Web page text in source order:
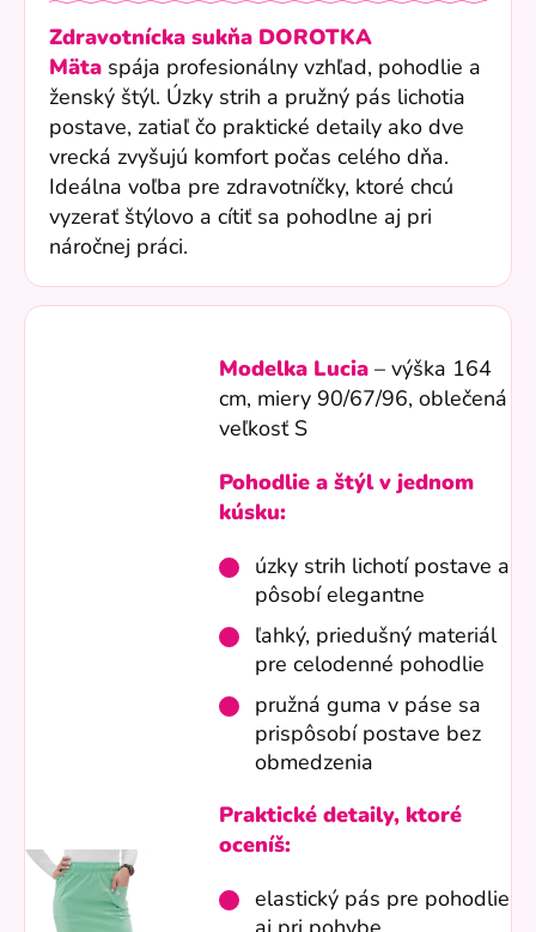
Zdravotnícka sukňa DOROTKA
Mäta spája profesionálny vzhľad, pohodlie a
ženský štýl. Úzky strih a pružný pás lichotia
postave, zatiaľ čo praktické detaily ako dve
vrecká zvyšujú komfort počas celého dňa.
Ideálna voľba pre zdravotníčky, ktoré chcú
vyzerať štýlovo a cítiť sa pohodlne aj pri
náročnej práci.
Modelka Lucia – výška 164
cm, miery 90/67/96, oblečená
veľkosť S
Pohodlie a štýl v jednom
kúsku:
úzky strih lichotí postave a
pôsobí elegantne
ľahký, priedušný materiál
pre celodenné pohodlie
pružná guma v páse sa
prispôsobí postave bez
obmedzenia
Praktické detaily, ktoré
oceníš:
elastický pás pre pohodlie